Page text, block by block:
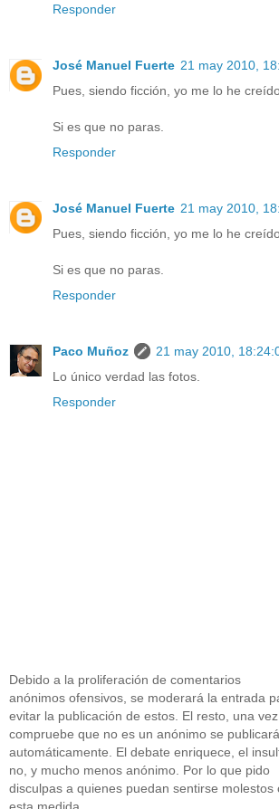
Responder
José Manuel Fuerte 21 may 2010,
Pues, siendo ficción, yo me lo he
Si es que no paras.
Responder
José Manuel Fuerte 21 may 2010,
Pues, siendo ficción, yo me lo he
Si es que no paras.
Responder
Paco Muñoz
21 may 2010,
Lo único verdad las fotos.
Responder
Debido a la proliferación de comentarios
anónimos ofensivos, se moderará la entrada
evitar la publicación de estos. El resto, una
compruebe que no es un anónimo se publicará
automáticamente. El debate enriquece, el
no, y mucho menos anónimo. Por lo que pido
disculpas a quienes puedan sentirse molestos